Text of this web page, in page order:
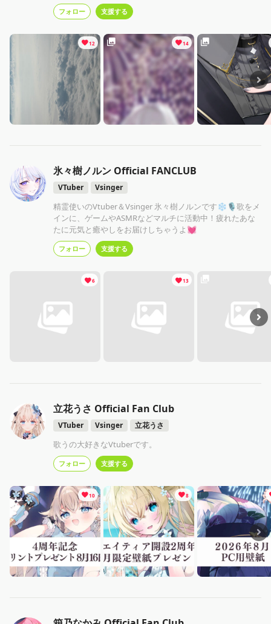
フォロー 支援する
12 14
氷々樹ノルン Official FANCLUB
VTuber Vsinger
精霊使いのVtuber＆Vsinger 氷々樹ノルンです❄🎙️歌をメ
インに、ゲームやASMRなどマルチに活動中！疲れたあな
たに元気と癒やしをお届けしちゃうよ💓
フォロー 支援する
6 13
立花うさ Official Fan Club
VTuber Vsinger 立花うさ
歌うの大好きなVtuberです。
フォロー 支援する
10 8